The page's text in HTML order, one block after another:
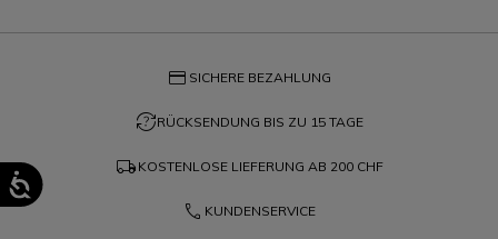
credit_card SICHERE BEZAHLUNG
question_exchangeRÜCKSENDUNG BIS ZU 15 TAGE
local_shipping KOSTENLOSE LIEFERUNG AB 200 CHF
phone KUNDENSERVICE